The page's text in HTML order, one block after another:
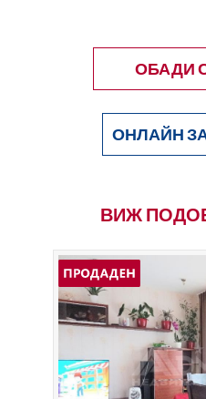
ОБАДИ
ОНЛАЙН
ВИЖ